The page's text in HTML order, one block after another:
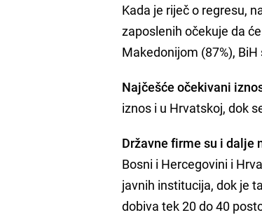
Kada je riječ o regresu,
zaposlenih očekuje da
Makedonijom (87%),
Najčešće očekivani
iznos i u Hrvatskoj, dok
Državne firme su i dalje
Bosni i Hercegovini i
javnih institucija, dok je
dobiva tek 20 do 40